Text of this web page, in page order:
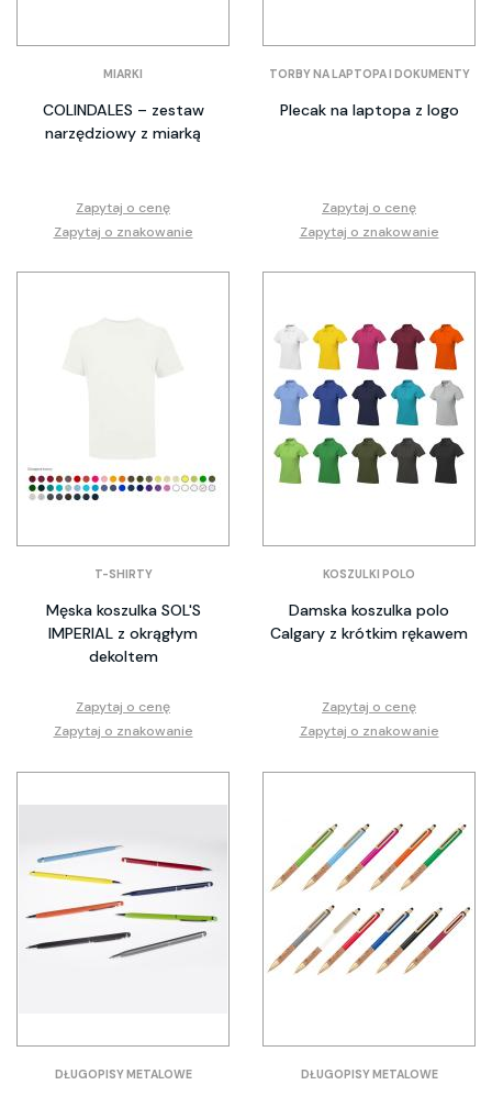
MIARKI
COLINDALES – zestaw
narzędziowy z miarką
Zapytaj o cenę
Zapytaj o znakowanie
TORBY NA LAPTOPA I DOKUMENTY
Plecak na laptopa z logo
Zapytaj o cenę
Zapytaj o znakowanie
T-SHIRTY
Męska koszulka SOL'S
IMPERIAL z okrągłym
dekoltem
Zapytaj o cenę
Zapytaj o znakowanie
KOSZULKI POLO
Damska koszulka polo
Calgary z krótkim rękawem
Zapytaj o cenę
Zapytaj o znakowanie
DŁUGOPISY METALOWE DŁUGOPISY METALOWE